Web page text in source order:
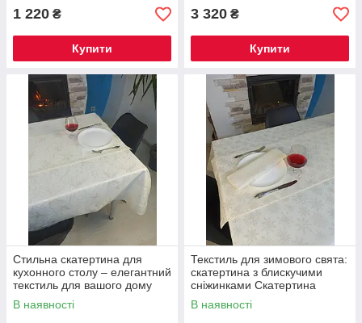
1 220 ₴
Купити
3 320 ₴
Купити
Стильна скатертина для
кухонного столу – елегантний
текстиль для вашого дому
Скатертина 300х144 см +
доріжка 180х40см + 8
В наявності
Текстиль для зимового свята:
скатертина з блискучими
сніжинками Скатертина
240х144 см + 8 серветок
В наявності